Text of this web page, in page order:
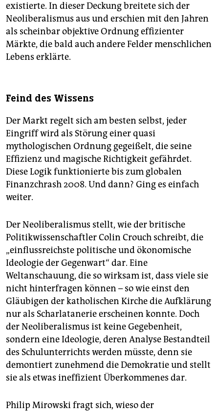
existierte. In dieser Deckung breitete sich der
Neoliberalismus aus und erschien mit den Jahren
als scheinbar objektive Ordnung effizienter
Märkte, die bald auch andere Felder menschlichen
Lebens erklärte.
Feind des Wissens
Der Markt regelt sich am besten selbst, jeder
Eingriff wird als Störung einer quasi
mythologischen Ordnung gegeißelt, die seine
Effizienz und magische Richtigkeit gefährdet.
Diese Logik funktionierte bis zum globalen
Finanzchrash 2008. Und dann? Ging es einfach
weiter.
Der Neoliberalismus stellt, wie der britische
Politikwissenschaftler Colin Crouch schreibt, die
„einflussreichste politische und ökonomische
Ideologie der Gegenwart“ dar. Eine
Weltanschauung, die so wirksam ist, dass viele sie
nicht hinterfragen können – so wie einst den
Gläubigen der katholischen Kirche die Aufklärung
nur als Scharlatanerie erscheinen konnte. Doch
der Neoliberalismus ist keine Gegebenheit,
sondern eine Ideologie, deren Analyse Bestandteil
des Schulunterrichts werden müsste, denn sie
demontiert zunehmend die Demokratie und stellt
sie als etwas ineffizient Überkommenes dar.
Philip Mirowski fragt sich, wieso der